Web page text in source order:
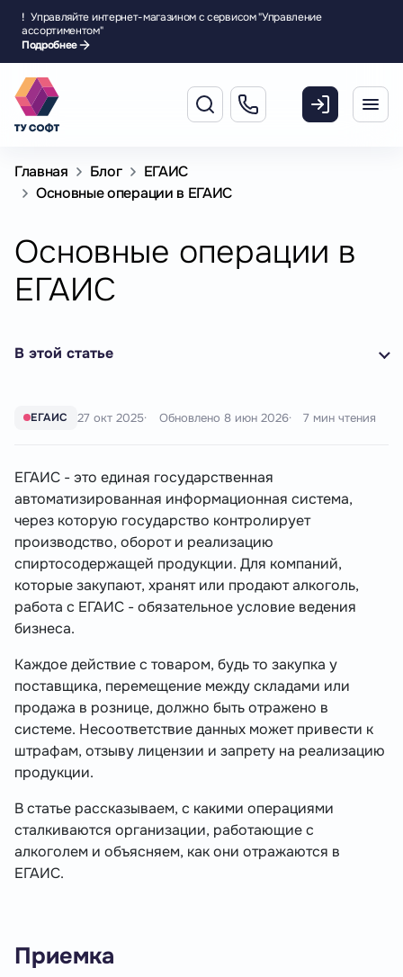
! Управляйте интернет-магазином с сервисом "Управление
ассортиментом"
Подробнее
Главная Блог
ЕГАИС
Основные операции в ЕГАИС
Основные операции в
ЕГАИС
В этой статье
ЕГАИС 27 окт 2025 Обновлено 8 июн 2026 7 мин чтения
ЕГАИС - это единая государственная
автоматизированная информационная система,
через которую государство контролирует
производство, оборот и реализацию
спиртосодержащей продукции. Для компаний,
которые закупают, хранят или продают алкоголь,
работа с ЕГАИС - обязательное условие ведения
бизнеса.
Каждое действие с товаром, будь то закупка у
поставщика, перемещение между складами или
продажа в рознице, должно быть отражено в
системе. Несоответствие данных может привести к
штрафам, отзыву лицензии и запрету на реализацию
продукции.
В статье рассказываем, с какими операциями
сталкиваются организации, работающие с
алкоголем и объясняем, как они отражаются в
ЕГАИС.
Приемка